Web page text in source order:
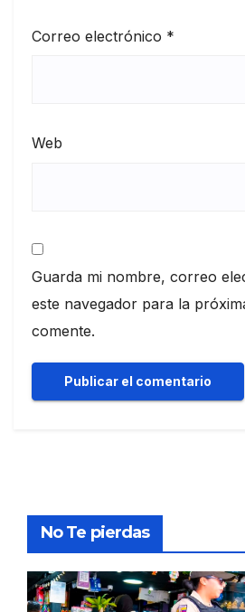
Correo electrónico *
Web
Guarda mi nombre, correo
este navegador para la
comente.
No Te pierdas